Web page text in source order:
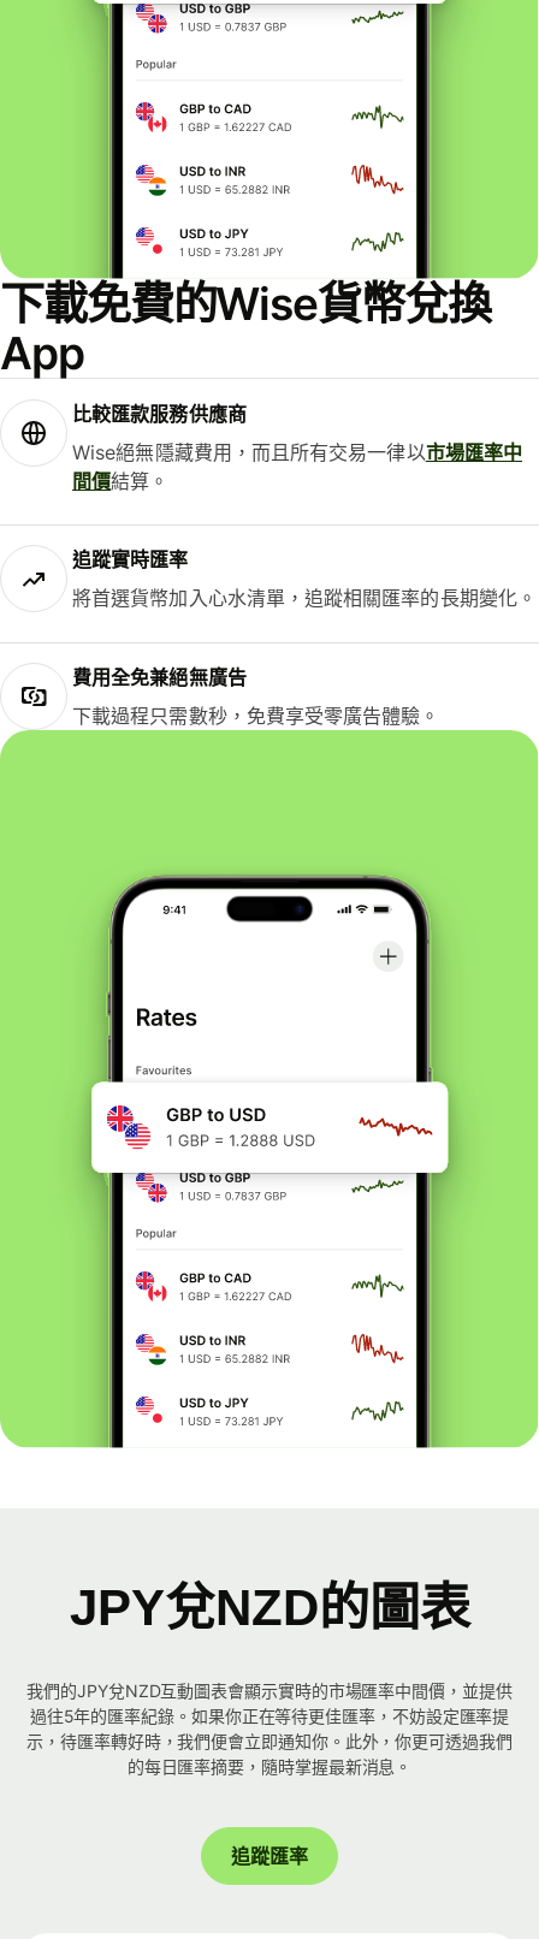
下載免費的Wise貨幣兌換
App
比較匯款服務供應商
Wise絕無隱藏費用，而且所有交易一律以市場匯率中
間價結算。
追蹤實時匯率
將首選貨幣加入心水清單，追蹤相關匯率的長期變化。
費用全免兼絕無廣告
下載過程只需數秒，免費享受零廣告體驗。
JPY兌NZD的圖表
我們的JPY兌NZD互動圖表會顯示實時的市場匯率中間價，並提供
過往5年的匯率紀錄。如果你正在等待更佳匯率，不妨設定匯率提
示，待匯率轉好時，我們便會立即通知你。此外，你更可透過我們
的每日匯率摘要，隨時掌握最新消息。
追蹤匯率